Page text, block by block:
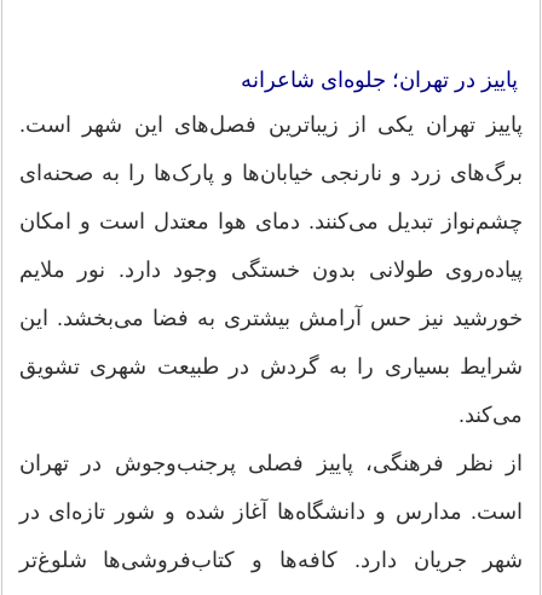
پاییز در تهران؛ جلوه‌ای شاعرانه
پاییز تهران یکی از زیباترین فصل‌های این شهر است.
برگ‌های زرد و نارنجی خیابان‌ها و پارک‌ها را به صحنه‌ای
چشم‌نواز تبدیل می‌کنند. دمای هوا معتدل است و امکان
پیاده‌روی طولانی بدون خستگی وجود دارد. نور ملایم
خورشید نیز حس آرامش بیشتری به فضا می‌بخشد. این
شرایط بسیاری را به گردش در طبیعت شهری تشویق
می‌کند.
از نظر فرهنگی، پاییز فصلی پرجنب‌وجوش در تهران
است. مدارس و دانشگاه‌ها آغاز شده و شور تازه‌ای در
شهر جریان دارد. کافه‌ها و کتاب‌فروشی‌ها شلوغ‌تر